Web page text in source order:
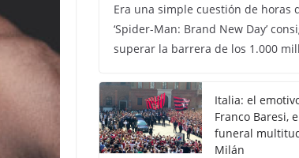
Era una simple cuestión de horas
‘Spider-Man: Brand New Day’
superar la barrera de los 1.000
Italia: el
Franco Baresi,
funeral
Milán